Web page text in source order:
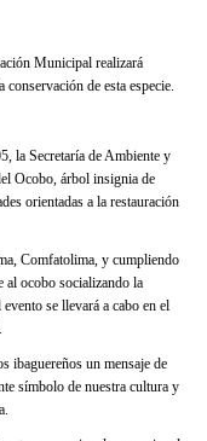
Municipal realizará
de esta especie.
la Secretaría de Ambiente y
Ocobo, árbol insignia de
orientadas a la restauración
Comfatolima, y cumpliendo
al ocobo socializando la
se llevará a cabo en el
ibaguereños un mensaje de
símbolo de nuestra cultura y